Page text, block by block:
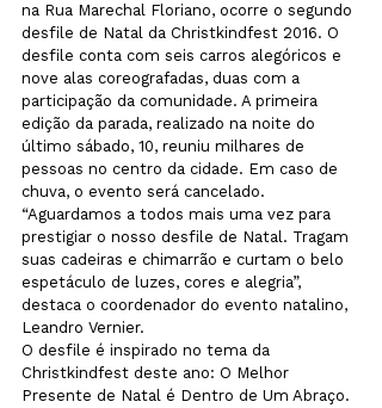
na Rua Marechal Floriano, ocorre o segundo
desfile de Natal da Christkindfest 2016. O
desfile conta com seis carros alegóricos e
nove alas coreografadas, duas com a
participação da comunidade. A primeira
edição da parada, realizado na noite do
último sábado, 10, reuniu milhares de
pessoas no centro da cidade. Em caso de
chuva, o evento será cancelado.
“Aguardamos a todos mais uma vez para
prestigiar o nosso desfile de Natal. Tragam
suas cadeiras e chimarrão e curtam o belo
espetáculo de luzes, cores e alegria”,
destaca o coordenador do evento natalino,
Leandro Vernier.
O desfile é inspirado no tema da
Christkindfest deste ano: O Melhor
Presente de Natal é Dentro de Um Abraço.